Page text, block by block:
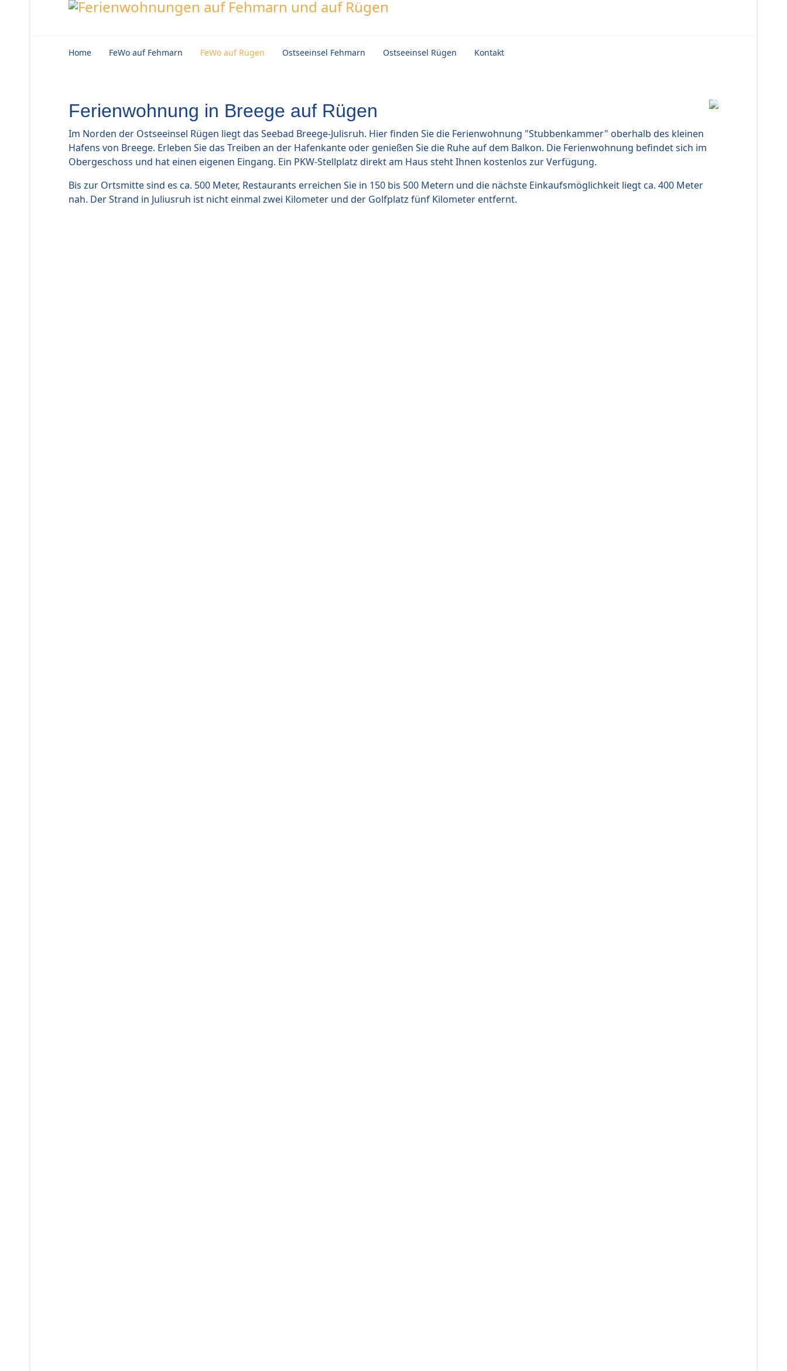
Home FeWo auf Fehmarn FeWo auf Rügen Ostseeinsel Fehmarn Ostseeinsel Rügen Kontakt
Ferienwohnung in Breege auf Rügen
Im Norden der Ostseeinsel Rügen liegt das Seebad Breege-Julisruh. Hier finden Sie die Ferienwohnung "Stubbenkammer" oberhalb des kleinen
Hafens von Breege. Erleben Sie das Treiben an der Hafenkante oder genießen Sie die Ruhe auf dem Balkon. Die Ferienwohnung befindet sich im
Obergeschoss und hat einen eigenen Eingang. Ein PKW-Stellplatz direkt am Haus steht Ihnen kostenlos zur Verfügung.
Bis zur Ortsmitte sind es ca. 500 Meter, Restaurants erreichen Sie in 150 bis 500 Metern und die nächste Einkaufsmöglichkeit liegt ca. 400 Meter
nah. Der Strand in Juliusruh ist nicht einmal zwei Kilometer und der Golfplatz fünf Kilometer entfernt.